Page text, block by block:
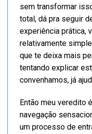
sem transformar
total, dá pra seguir
experiência prática,
relativamente
que te deixa mais
tentando explicar
convenhamos, já
Então meu veredito
navegação
um processo de